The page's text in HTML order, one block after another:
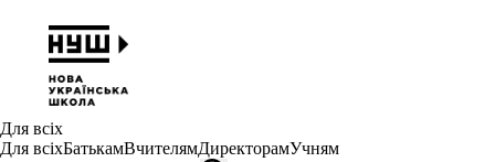
Для всіх
Для всіхБатькамВчителямДиректорамУчням